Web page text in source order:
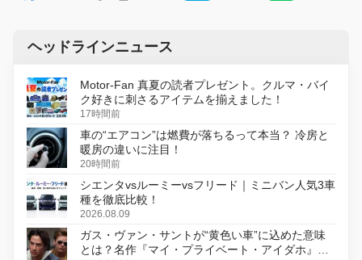
ヘッドラインニュース
Motor-Fan 真夏の読者プレゼント。クルマ・バイ
ク好きに刺さるアイテムを揃えました！
17時間前
車の“エアコン”は燃費が落ちるって本当？ 冷房と
暖房の違いに注目！
20時間前
シエンタvsルーミーvsフリード｜ミニバン人気3車
種を徹底比較！
2026.08.09
ガス・ヴァン・サントが“黄色い車”に込めた意味
とは？名作『マイ・プライベート・アイダホ』が